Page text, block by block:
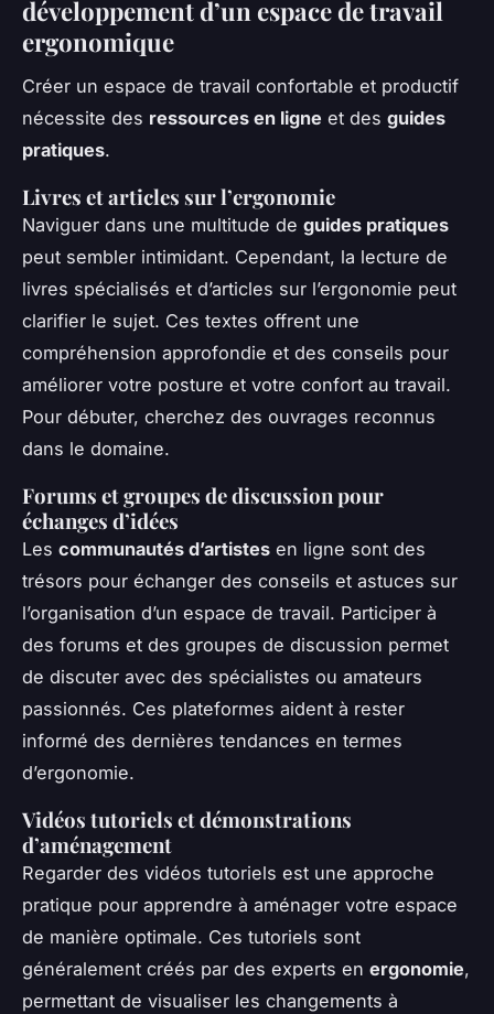
développement d’un espace de travail
ergonomique
Créer un espace de travail confortable et productif
nécessite des ressources en ligne et des guides
pratiques.
Livres et articles sur l’ergonomie
Naviguer dans une multitude de guides pratiques
peut sembler intimidant. Cependant, la lecture de
livres spécialisés et d’articles sur l’ergonomie peut
clarifier le sujet. Ces textes offrent une
compréhension approfondie et des conseils pour
améliorer votre posture et votre confort au travail.
Pour débuter, cherchez des ouvrages reconnus
dans le domaine.
Forums et groupes de discussion pour
échanges d’idées
Les communautés d’artistes en ligne sont des
trésors pour échanger des conseils et astuces sur
l’organisation d’un espace de travail. Participer à
des forums et des groupes de discussion permet
de discuter avec des spécialistes ou amateurs
passionnés. Ces plateformes aident à rester
informé des dernières tendances en termes
d’ergonomie.
Vidéos tutoriels et démonstrations
d’aménagement
Regarder des vidéos tutoriels est une approche
pratique pour apprendre à aménager votre espace
de manière optimale. Ces tutoriels sont
généralement créés par des experts en ergonomie,
permettant de visualiser les changements à